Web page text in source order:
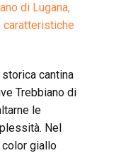
di Lugana,
caratteristiche
cantina
Trebbiano di
le
Nel
giallo